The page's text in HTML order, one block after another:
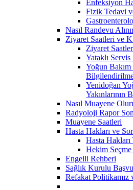
Enfeksiyon
Fizik Tedavi
Nasıl Randevu
Ziyaret Saatleri ve
Ziyaret
Yataklı Servis
Yoğun Bakım
Yenidoğan
Yakınlarının
Nasıl Muayene
Radyoloji Rapor
Muayene Saatleri
Hasta Hakları ve
Hasta
Hekim Seçme
Engelli Rehberi
Sağlık Kurulu
Refakat Politikamız